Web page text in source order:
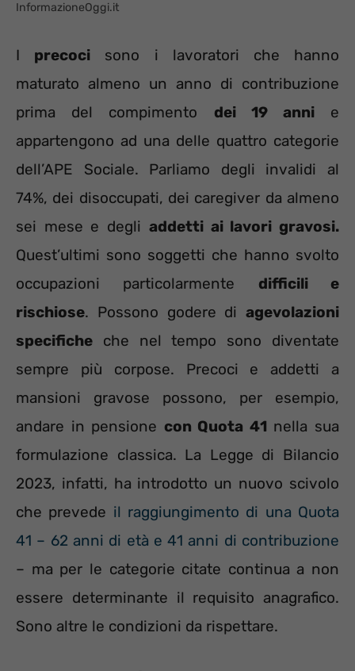
InformazioneOggi.it
I precoci sono i lavoratori che hanno
maturato almeno un anno di contribuzione
prima del compimento dei 19 annie
appartengono ad una delle quattro categorie
dell’APE Sociale. Parliamo degli invalidi al
74%, dei disoccupati, dei caregiver da almeno
sei mese e degli addetti ai lavori gravosi.
Quest’ultimi sono soggetti che hanno svolto
occupazioni particolarmente difficili e
rischiose. Possono godere di agevolazioni
specifiche che nel tempo sono diventate
sempre più corpose. Precoci e addetti a
mansioni gravose possono, per esempio,
andare in pensione con Quota 41 nella sua
formulazione classica. La Legge di Bilancio
2023, infatti, ha introdotto un nuovo scivolo
che prevede il raggiungimento di una Quota
41 – 62 anni di età e 41 anni di contribuzione
– ma per le categorie citate continua a non
essere determinante il requisito anagrafico.
Sono altre le condizioni da rispettare.